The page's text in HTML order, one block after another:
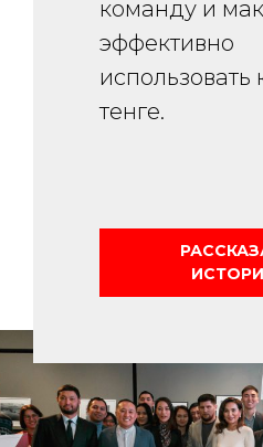
команду и
эффективно
тенге.